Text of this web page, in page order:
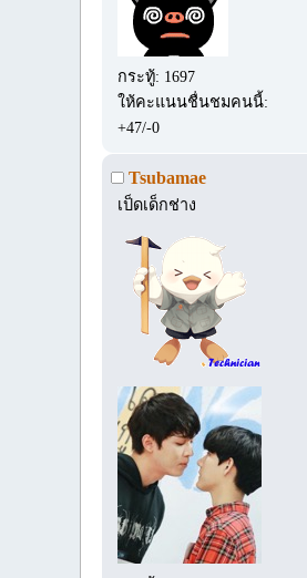
กระทู้: 1697
ให้คะแนนชื่นชมคนนี้:
+47/-0
Tsubamae
เป็ดเด็กช่าง